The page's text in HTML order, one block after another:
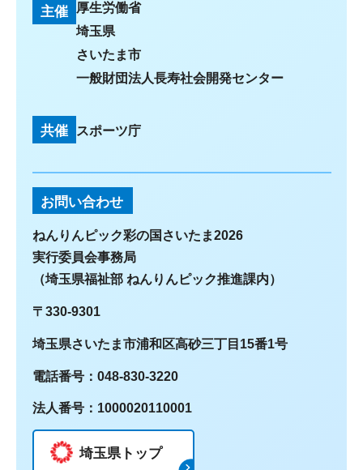
主催
厚生労働省
埼玉県
さいたま市
一般財団法人長寿社会開発センター
共催 スポーツ庁
お問い合わせ
ねんりんピック彩の国さいたま2026
実行委員会事務局
（埼玉県福祉部 ねんりんピック推進課内）
〒330-9301
埼玉県さいたま市浦和区高砂三丁目15番1号
電話番号：048-830-3220
法人番号：1000020110001
埼玉県トップ